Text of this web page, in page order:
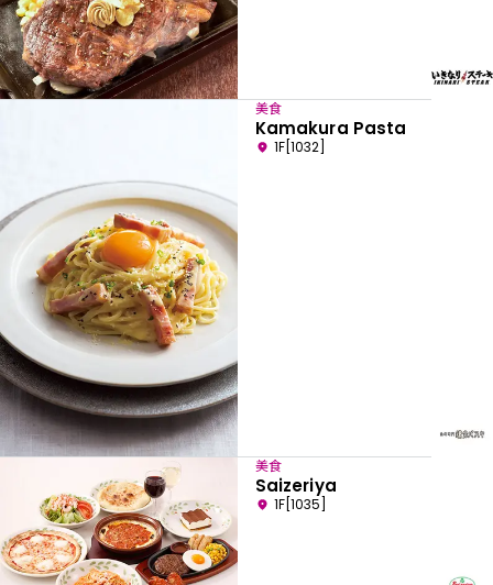
美食
Kamakura Pasta
1F[1032]
美食
Saizeriya
1F[1035]